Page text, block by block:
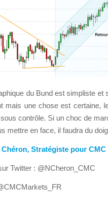
du Bund est simpliste
mais une chose est certaine,
contrôle. Si un choc de
mettre en face, il faudra du
Stratégiste pour CMC
Twitter : @NCheron_CMC
–